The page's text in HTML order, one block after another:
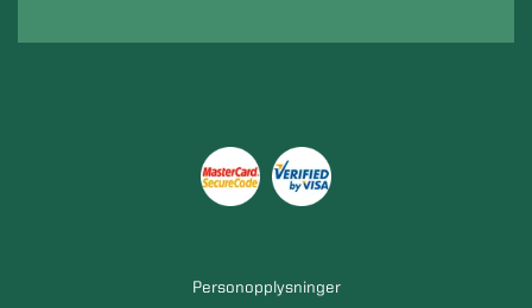
Personopplysninger